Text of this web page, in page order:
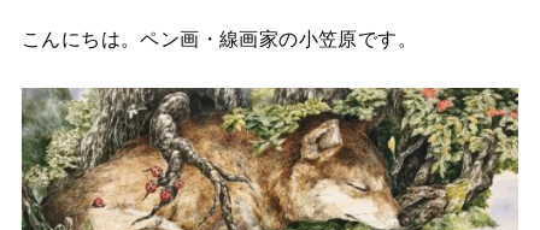
こんにちは。ペン画・線画家の小笠原です。